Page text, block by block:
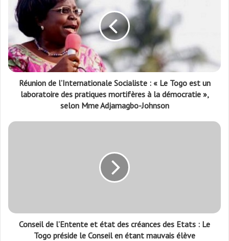
Réunion de l’Internationale Socialiste : « Le Togo est un
laboratoire des pratiques mortifères à la démocratie »,
selon Mme Adjamagbo-Johnson
Conseil de l’Entente et état des créances des Etats : Le
Togo préside le Conseil en étant mauvais élève